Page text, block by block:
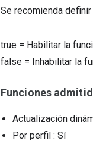
Se recomienda
true = Habilitar la
false = Inhabilitar la
Funciones
Actualización
Por perfil : Sí